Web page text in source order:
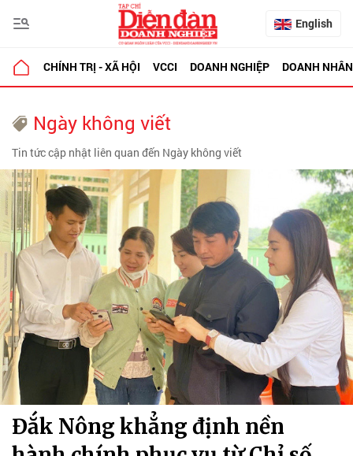
English
CHÍNH TRỊ - XÃ HỘI VCCI DOANH NGHIỆP DOANH NHÂN
Ngày không viết
Tin tức cập nhật liên quan đến Ngày không viết
Đắk Nông khẳng định nền